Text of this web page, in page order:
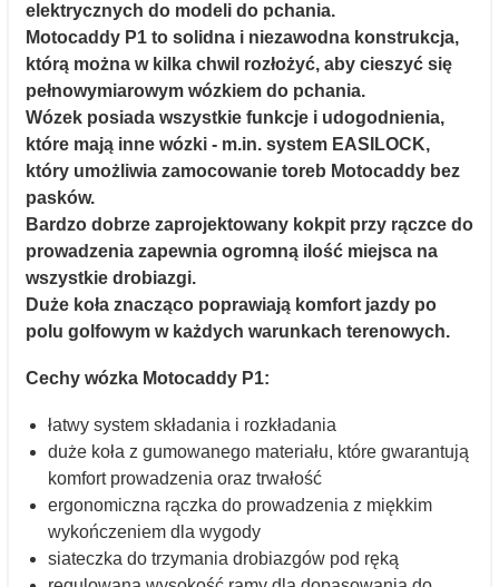
elektrycznych do modeli do pchania.
Motocaddy P1 to solidna i niezawodna konstrukcja,
którą można w kilka chwil rozłożyć, aby cieszyć się
pełnowymiarowym wózkiem do pchania.
Wózek posiada wszystkie funkcje i udogodnienia,
które mają inne wózki - m.in. system EASILOCK,
który umożliwia zamocowanie toreb Motocaddy bez
pasków.
Bardzo dobrze zaprojektowany kokpit przy rączce do
prowadzenia zapewnia ogromną ilość miejsca na
wszystkie drobiazgi.
Duże koła znacząco poprawiają komfort jazdy po
polu golfowym w każdych warunkach terenowych.
Cechy wózka Motocaddy P1:
łatwy system składania i rozkładania
duże koła z gumowanego materiału, które gwarantują
komfort prowadzenia oraz trwałość
ergonomiczna rączka do prowadzenia z miękkim
wykończeniem dla wygody
siateczka do trzymania drobiazgów pod ręką